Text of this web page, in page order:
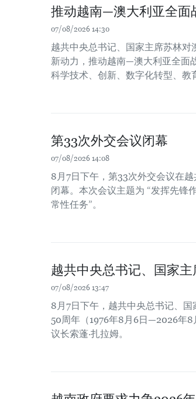
推动越南—澳大利亚全面
07/08/2026 14:30
越共中央总书记、国家主席苏林
新动力，推动越南—澳大利亚全面
科学技术、创新、数字化转型、教
第33次外交会议闭幕
07/08/2026 14:08
8月7日下午，第33次外交会议在
闭幕。本次会议主题为 “发挥先锋
常性任务”。
越共中央总书记、国家
07/08/2026 13:47
8月7日下午，越共中央总书记、
50周年（1976年8月6日—2026年
议长索蓬·扎拉姆。